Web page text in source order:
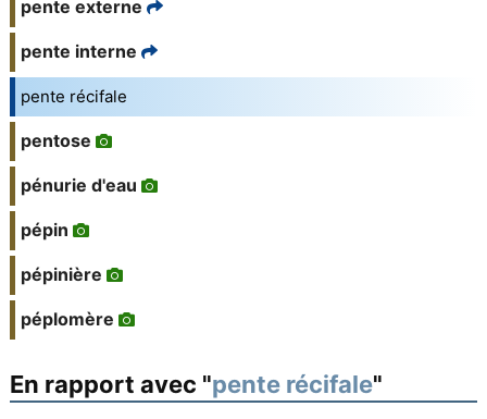
pente externe
pente interne
pente récifale
pentose
pénurie d'eau
pépin
pépinière
péplomère
En rapport avec "pente récifale"